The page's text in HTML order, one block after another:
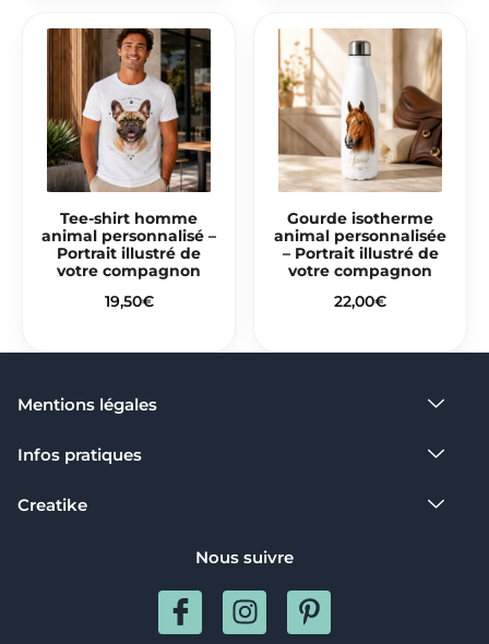
Tee-shirt homme
animal personnalisé –
Portrait illustré de
votre compagnon
19,50€
Gourde isotherme
animal personnalisée
– Portrait illustré de
votre compagnon
22,00€
Mentions légales​
Infos pratiques
Creatike
Nous suivre
I
c
I
n
P
i